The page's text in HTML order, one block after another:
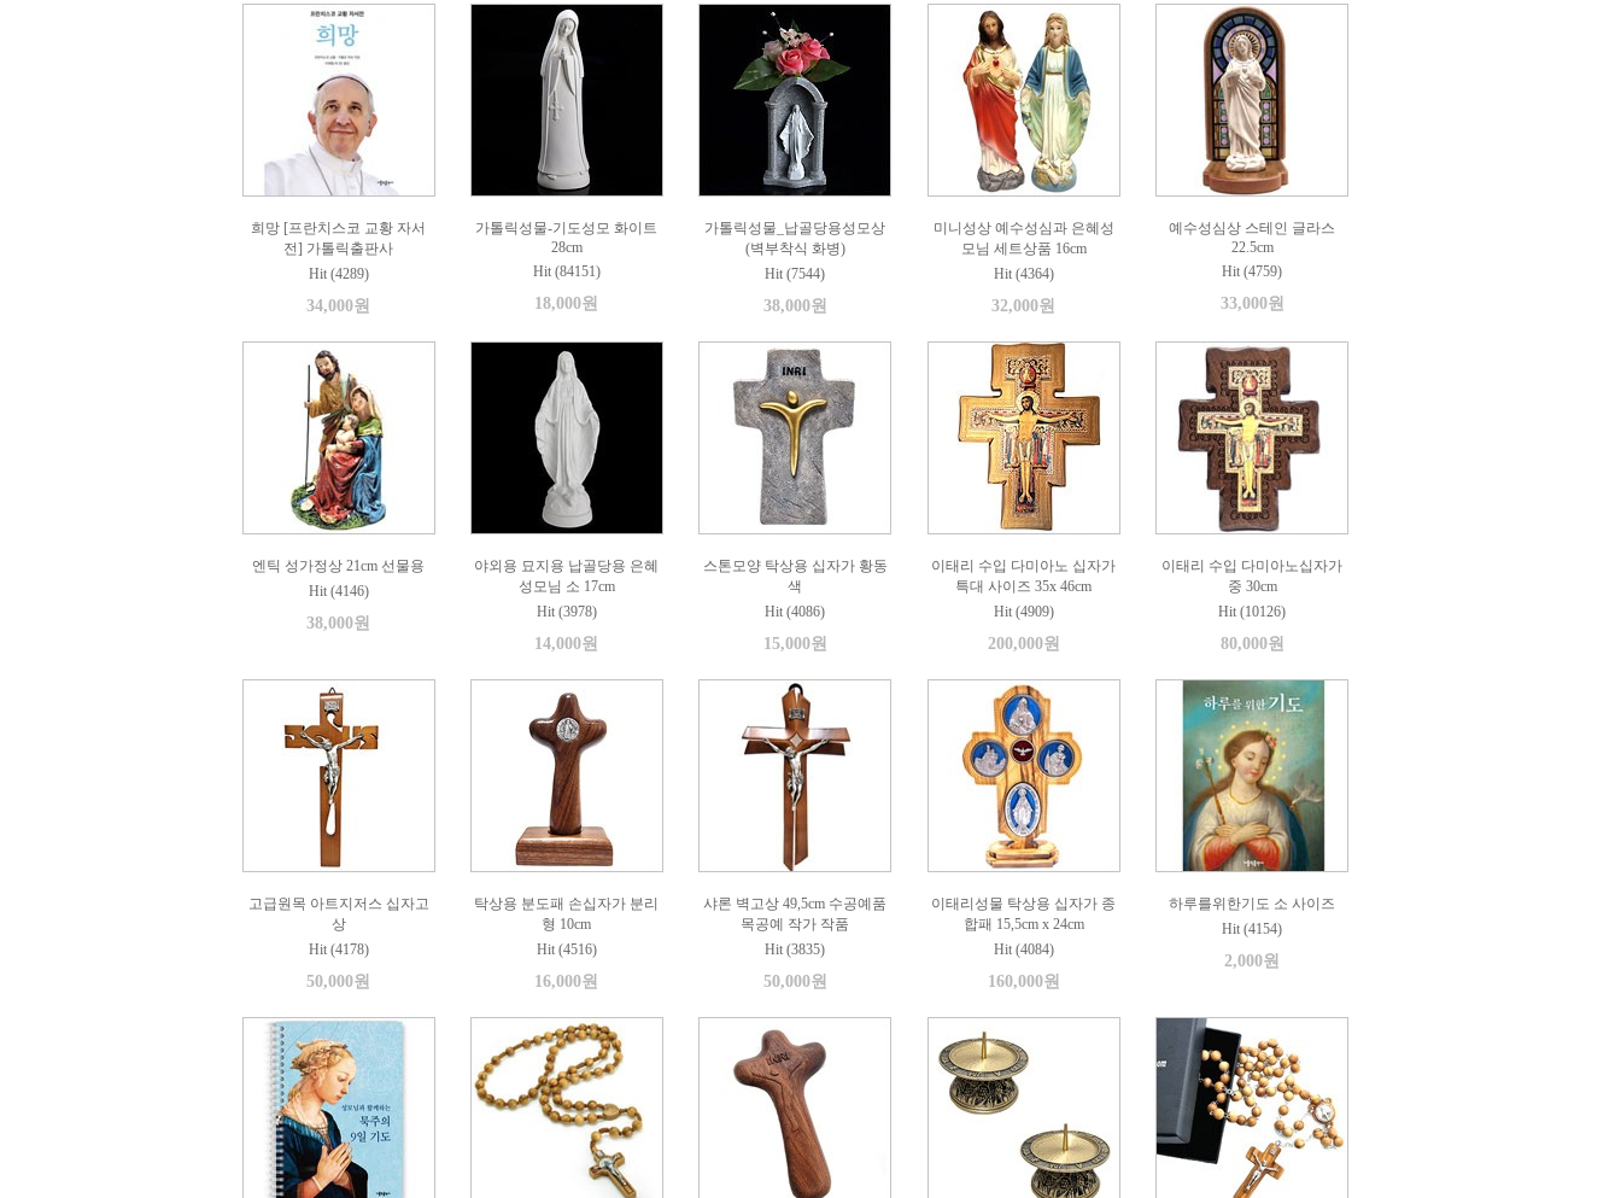
희망 [프란치스코 교황 자서
전] 가톨릭출판사
Hit (4289)
34,000원
가톨릭성물-기도성모 화이트
28cm
Hit (84151)
18,000원
가톨릭성물_납골당용성모상
(벽부착식 화병)
Hit (7544)
38,000원
미니성상 예수성심과 은혜성
모님 세트상품 16cm
Hit (4364)
32,000원
예수성심상 스테인 글라스
22.5cm
Hit (4759)
33,000원
엔틱 성가정상 21cm 선물용
Hit (4146)
38,000원
야외용 묘지용 납골당용 은혜
성모님 소 17cm
Hit (3978)
14,000원
스톤모양 탁상용 십자가 황동
색
Hit (4086)
15,000원
이태리 수입 다미아노 십자가
특대 사이즈 35x 46cm
Hit (4909)
200,000원
이태리 수입 다미아노십자가
중 30cm
Hit (10126)
80,000원
고급원목 아트지저스 십자고
상
Hit (4178)
50,000원
탁상용 분도패 손십자가 분리
형 10cm
Hit (4516)
16,000원
샤론 벽고상 49,5cm 수공예품
목공예 작가 작품
Hit (3835)
50,000원
이태리성물 탁상용 십자가 종
합패 15,5cm x 24cm
Hit (4084)
160,000원
하루를위한기도 소 사이즈
Hit (4154)
2,000원